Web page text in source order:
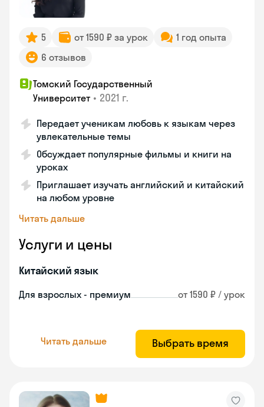
5 от 1590 ₽ за урок
1 год опыта
6 отзывов
Томский Государственный
Университет • 2021 г.
Передает ученикам любовь к языкам через
увлекательные темы
Обсуждает популярные фильмы и книги на
уроках
Приглашает изучать английский и китайский
на любом уровне
Читать дальше
Услуги и цены
Китайский язык
Для взрослых - премиум от 1590 ₽ / урок
Читать дальше Выбрать время